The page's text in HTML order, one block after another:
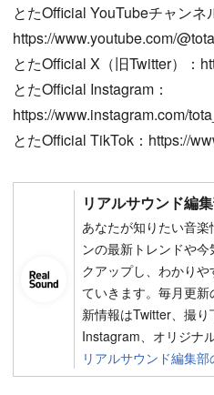
とたOfficial YouTubeチャンネ
https://www.youtube.com/
とたOfficial X（旧Twitter）：
とたOfficial Instagram：
https://www.instagram.com/
とたOfficial TikTok：https://
リアルサウンド編
あなたが知りたい音
ンの最新トレンドや
クアップし、わかり
ていきます。毎月更
新情報はTwitter、撮
Instagram、オリジナ
リアルサウンド編集